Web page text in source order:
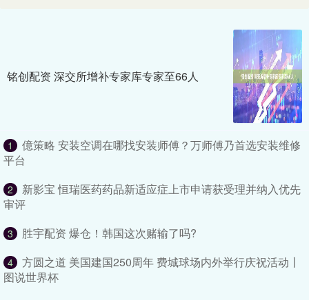
铭创配资 深交所增补专家库专家至66人
1
億策略 安装空调在哪找安装师傅？万师傅乃首选安装维修
平台
2
新影宝 恒瑞医药药品新适应症上市申请获受理并纳入优先
审评
3 胜宇配资 爆仓！韩国这次赌输了吗?
4
方圆之道 美国建国250周年 费城球场内外举行庆祝活动丨
图说世界杯